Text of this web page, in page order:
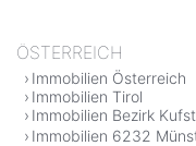
ÖSTERREICH
Immobilien Österreich
Immobilien Tirol
Immobilien Bezirk
Immobilien 6232